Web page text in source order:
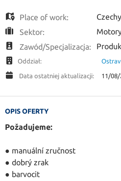
Place of work: Czechy
Sektor:
Zawód/Specjalizacja:
Oddział:
Data ostatniej aktualizacji: 11/08/
OPIS OFERTY
Požadujeme:
● manuální zručnost
● dobrý zrak
● barvocit